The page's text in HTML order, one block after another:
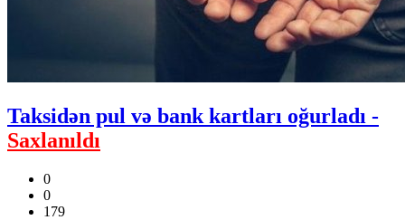
Taksidən pul və bank kartları oğurladı -
Saxlanıldı
0
0
179